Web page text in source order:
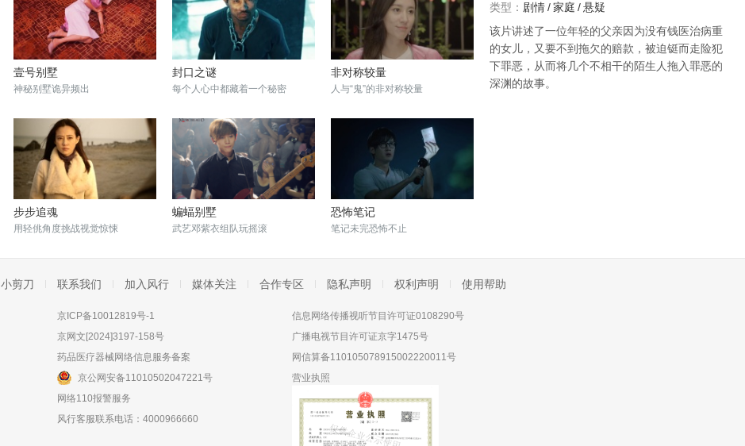
壹号别墅
神秘别墅诡异频出
封口之谜
每个人心中都藏着一个秘密
非对称较量
人与“鬼”的非对称较量
步步追魂
用轻佻角度挑战视觉惊悚
蝙蝠别墅
武艺邓紫衣组队玩摇滚
恐怖笔记
笔记未完恐怖不止
类型： 剧情/家庭 /悬疑
该片讲述了一位年轻的父亲因为没有钱医治病重
的女儿，又要不到拖欠的赔款，被迫铤而走险犯
下罪恶，从而将几个不相干的陌生人拖入罪恶的
深渊的故事。
小剪刀 联系我们 加入风行 媒体关注 合作专区 隐私声明 权利声明 使用帮助
京ICP备10012819号-1
京网文[2024]3197-158号
药品医疗器械网络信息服务备案
京公网安备11010502047221号
网络110报警服务
风行客服联系电话：4000966660
信息网络传播视听节目许可证0108290号
广播电视节目许可证京字1475号
网信算备110105078915002220011号
营业执照